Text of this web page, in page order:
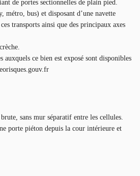
de portes sectionnelles de plain pied.
métro, bus) et disposant d’une navette
transports ainsi que des principaux axes
auxquels ce bien est exposé sont disponibles
sans mur séparatif entre les cellules.
porte piéton depuis la cour intérieure et